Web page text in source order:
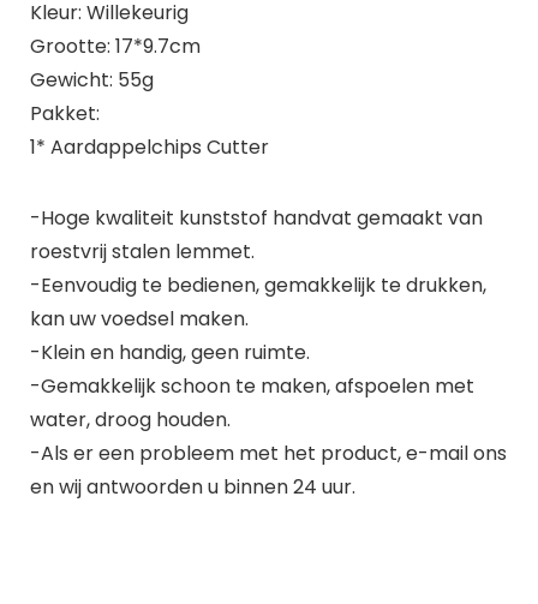
Kleur: Willekeurig
Grootte: 17*9.7cm
Gewicht: 55g
Pakket:
1* Aardappelchips Cutter
-Hoge kwaliteit kunststof handvat gemaakt van
roestvrij stalen lemmet.
-Eenvoudig te bedienen, gemakkelijk te drukken,
kan uw voedsel maken.
-Klein en handig, geen ruimte.
-Gemakkelijk schoon te maken, afspoelen met
water, droog houden.
-Als er een probleem met het product, e-mail ons
en wij antwoorden u binnen 24 uur.